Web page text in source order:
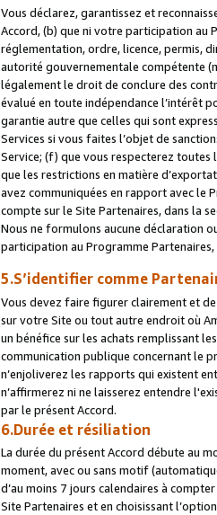
Vous déclarez, garantissez et
Accord, (b) que ni votre participation au
réglementation, ordre, licence, permis,
autorité gouvernementale compétente
légalement le droit de conclure des
évalué en toute indépendance l’intérêt
garantie autre que celles qui sont
Services si vous faites l’objet de
Service; (f) que vous respecterez toutes
que les restrictions en matière
avez communiquées en rapport avec le
compte sur le Site Partenaires, dans la
Nous ne formulons aucune déclaration
participation au Programme
5.S’identifier comme
Vous devez faire figurer clairement et
sur votre Site ou tout autre endroit où
un bénéfice sur les achats remplissant
communication publique concernant le
n’enjoliverez les rapports qui existent
n’affirmerez ni ne laisserez entendre
par le présent Accord.
6.Durée et résiliation
La durée du présent Accord débute au
moment, avec ou sans motif
d’au moins 7 jours calendaires à
Site Partenaires et en choisissant